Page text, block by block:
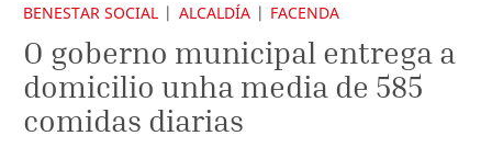
BENESTAR SOCIAL ALCALDÍA FACENDA
O goberno municipal entrega a
domicilio unha media de 585
comidas diarias